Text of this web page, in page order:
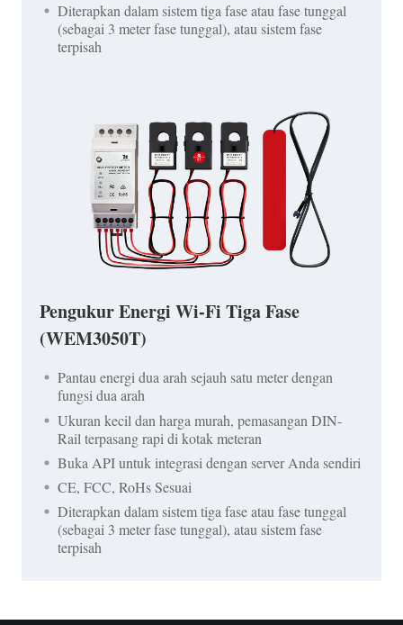
Diterapkan dalam sistem tiga fase atau fase tunggal
(sebagai 3 meter fase tunggal), atau sistem fase
terpisah
Pengukur Energi Wi-Fi Tiga Fase
(WEM3050T)
Pantau energi dua arah sejauh satu meter dengan
fungsi dua arah
Ukuran kecil dan harga murah, pemasangan DIN-
Rail terpasang rapi di kotak meteran
Buka API untuk integrasi dengan server Anda sendiri
CE, FCC, RoHs Sesuai
Diterapkan dalam sistem tiga fase atau fase tunggal
(sebagai 3 meter fase tunggal), atau sistem fase
terpisah